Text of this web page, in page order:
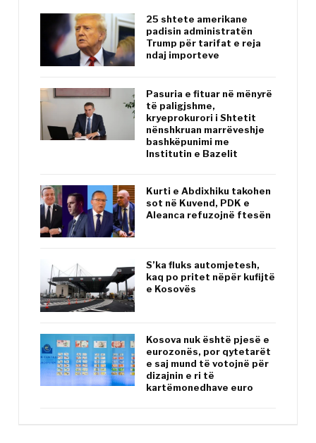
25 shtete amerikane
padisin administratën
Trump për tarifat e reja
ndaj importeve
Pasuria e fituar në mënyrë
të paligjshme,
kryeprokurori i Shtetit
nënshkruan marrëveshje
bashkëpunimi me
Institutin e Bazelit
Kurti e Abdixhiku takohen
sot në Kuvend, PDK e
Aleanca refuzojnë ftesën
S’ka fluks automjetesh,
kaq po pritet nëpër kufijtë
e Kosovës
Kosova nuk është pjesë e
eurozonës, por qytetarët
e saj mund të votojnë për
dizajnin e ri të
kartëmonedhave euro